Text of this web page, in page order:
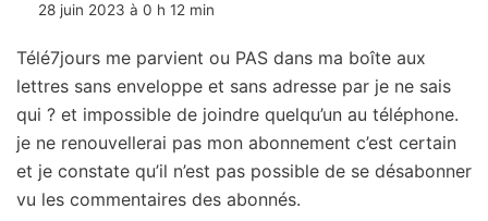
28 juin 2023 à 0 h 12 min
Télé7jours me parvient ou PAS dans ma boîte aux
lettres sans enveloppe et sans adresse par je ne sais
qui ? et impossible de joindre quelqu’un au téléphone.
je ne renouvellerai pas mon abonnement c’est certain
et je constate qu’il n’est pas possible de se désabonner
vu les commentaires des abonnés.